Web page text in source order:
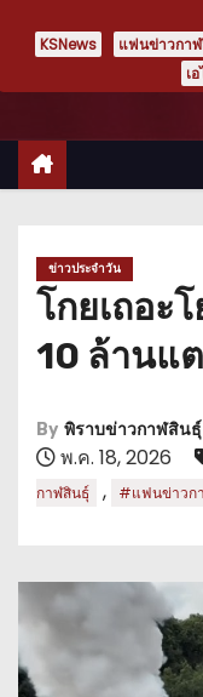
KSNews แฟนข่าวกา
เ
ข่าวประจำวัน
โกยเถอะ
10 ล้านแ
By พิราบข่าวกาฬสินธุ์
พ.ค. 18, 2026
กาฬสินธุ์
, #แฟนข่าวก